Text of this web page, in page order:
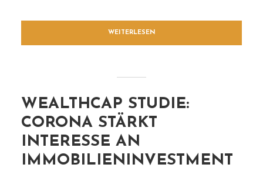
WEITERLESEN
WEALTHCAP STUDIE:
CORONA STÄRKT
INTERESSE AN
IMMOBILIENINVESTMENT